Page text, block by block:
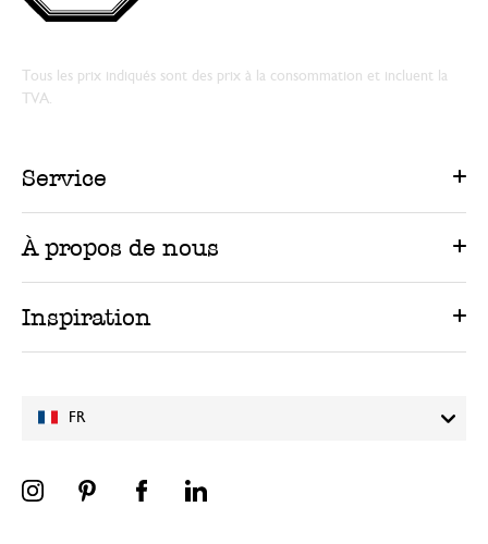
FR
Tous les prix indiqués sont des prix à la consommation et incluent la
TVA.
Service
À propos de nous
Inspiration